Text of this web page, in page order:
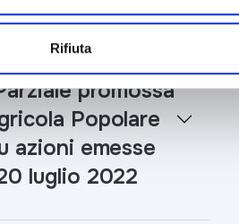
Rifiuta
di Acquisto
promossa
Popolare
azioni emesse
luglio 2022